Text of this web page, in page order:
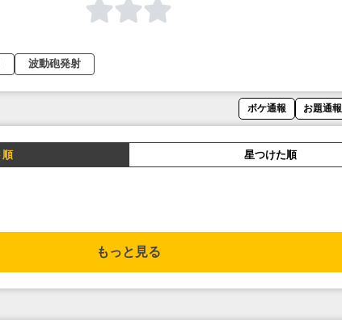
波動砲発射
ボケ通報 お題通報
順 星つけた順
もっと見る